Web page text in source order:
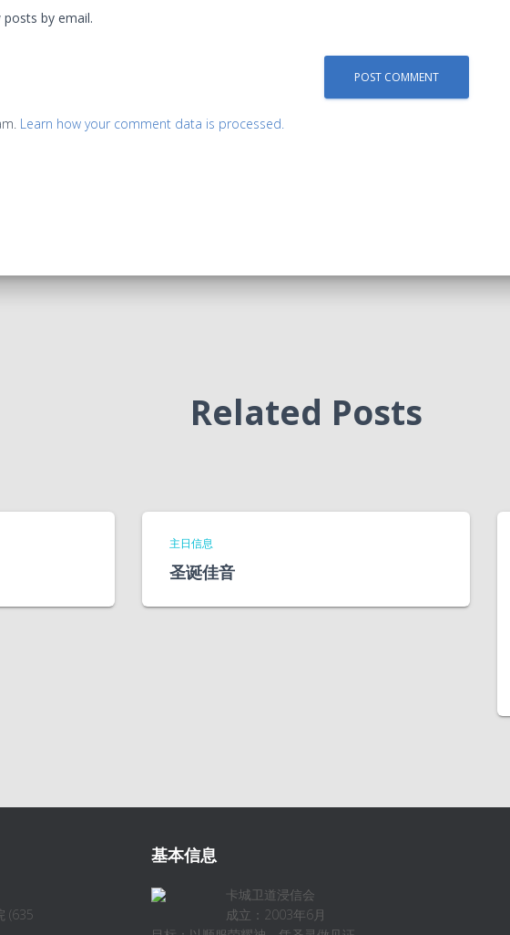
by email.
Learn how your comment data is processed.
Related Posts
主日信息
圣诞佳音
(635
基本信息
卡城卫道浸信会
成立：2003年6月